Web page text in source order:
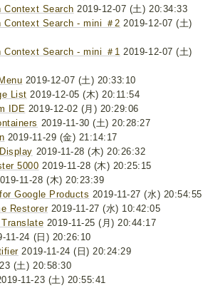
Context Search 2019-12-07 (土) 20:34:33
Context Search - mini ＃2 2019-12-07 (土)
Context Search - mini ＃1 2019-12-07 (土)
2019-12-07 (土) 20:33:10
List 2019-12-05 (木) 20:11:54
IDE 2019-12-02 (月) 20:29:06
2019-11-30 (土) 20:28:27
2019-11-29 (金) 21:14:17
2019-11-28 (木) 20:26:32
5000 2019-11-28 (木) 20:25:15
11-28 (木) 20:23:39
Google Products 2019-11-27 (水) 20:54:55
Restorer2019-11-27 (水) 10:42:05
2019-11-25 (月) 20:44:17
11-24 (日) 20:26:10
2019-11-24 (日) 20:24:29
(土) 20:58:30
11-23 (土) 20:55:41